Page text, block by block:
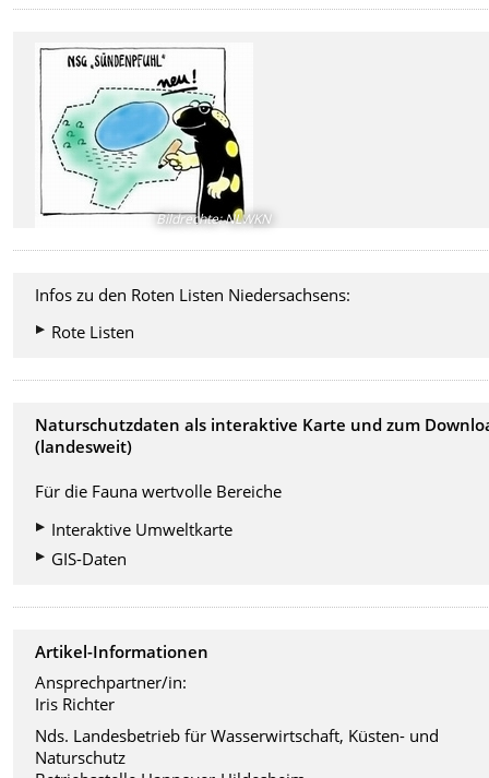
Bildrechte:NLWKN
Infos zu den Roten Listen Niedersachsens:
Rote Listen
Naturschutzdaten als interaktive Karte und zum
(landesweit)
Für die Fauna wertvolle Bereiche
Interaktive Umweltkarte
GIS-Daten
Artikel-Informationen
Ansprechpartner/in:
Iris Richter
Nds. Landesbetrieb für Wasserwirtschaft, Küsten- und
Naturschutz